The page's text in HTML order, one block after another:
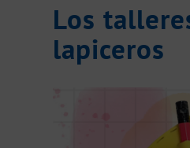
Los
lapiceros
dice:
dice: